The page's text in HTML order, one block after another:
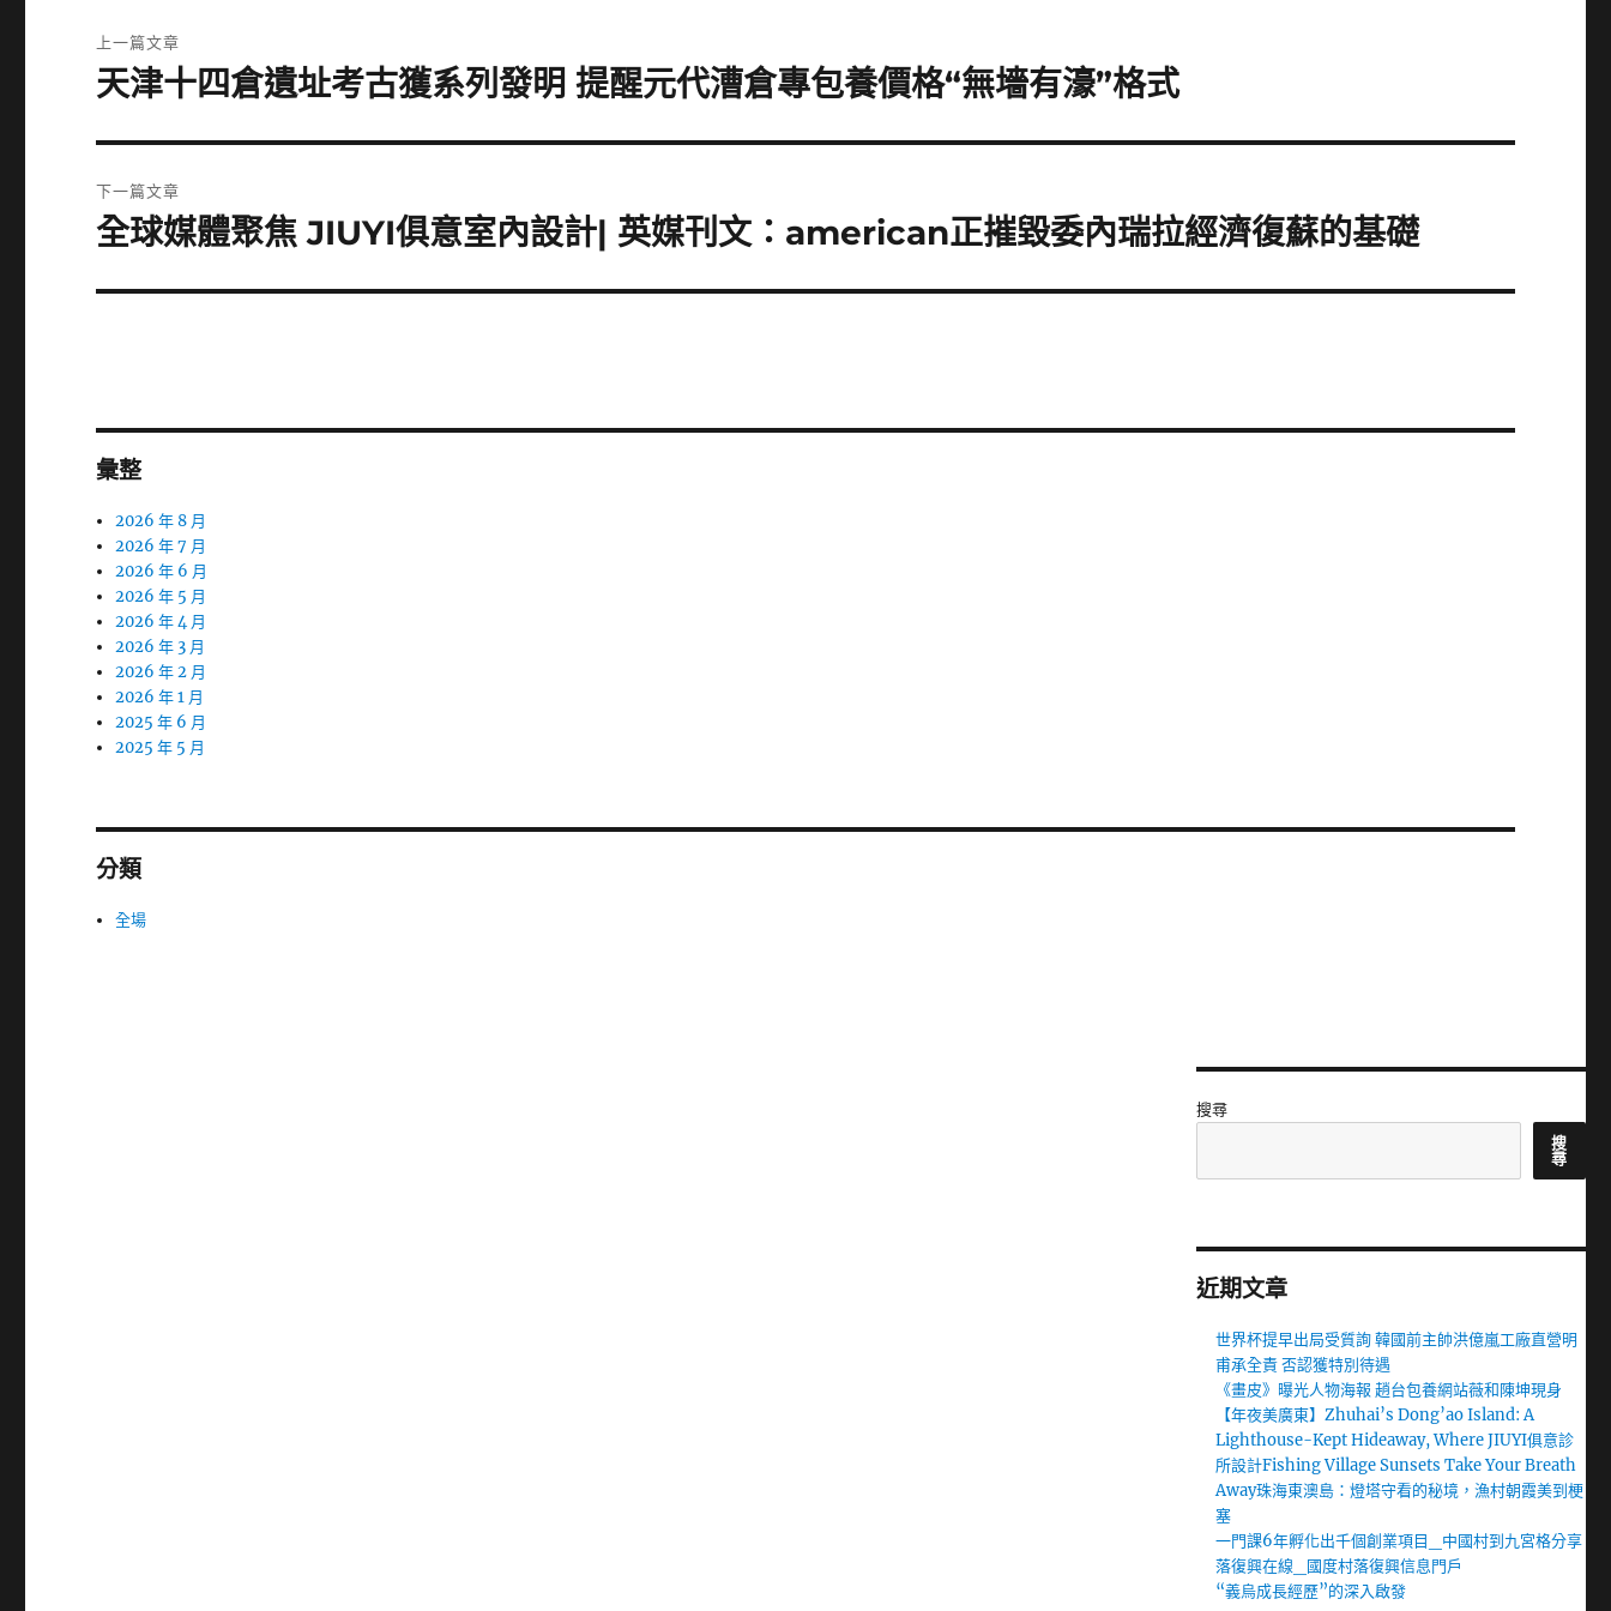
章
上一篇文章
上
篇
文
章:
天津十四倉遺址考古獲系列發明 提醒元代漕倉專包養價格“無墻有濠”格式
下一篇文章
下
篇
全球媒體聚焦 JIUYI俱意室內設計| 英媒刊文：american正摧毀委內瑞拉經濟復蘇的基礎
彙整
2026 年 8 月
2026 年 7 月
2026 年 6 月
2026 年 5 月
2026 年 4 月
2026 年 3 月
2026 年 2 月
2026 年 1 月
2025 年 6 月
2025 年 5 月
分類
全場
搜尋
搜
尋
近期文章
世界杯提早出局受質詢 韓國前主帥洪億嵐工廠直營明
甫承全責 否認獲特別待遇
《畫皮》曝光人物海報 趙台包養網站薇和陳坤現身
【年夜美廣東】Zhuhai’s Dong’ao Island: A
Lighthouse-Kept Hideaway, Where JIUYI俱意診
所設計Fishing Village Sunsets Take Your Breath
Away珠海東澳島：燈塔守看的秘境，漁村朝霞美到梗
塞
一門課6年孵化出千個創業項目_中國村到九宮格分享
落復興在線_國度村落復興信息門戶
“義烏成長經歷”的深入啟發